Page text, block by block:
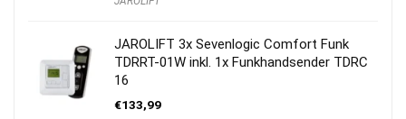
JAROLIFT 3x Sevenlogic Comfort Funk
TDRRT-01W inkl. 1x Funkhandsender TDRC
16
€133,99